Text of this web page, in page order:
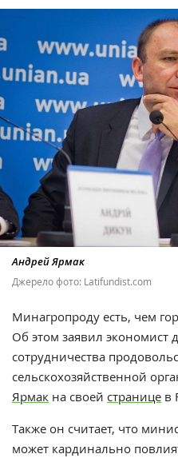
Андрей Ярмак
Джерело фото: Latifundist.com
Минагропроду есть, чем
Об этом заявил экономист
сотрудничества
сельскохозяйственной
Ярмак на своей странице в
Также он считает, что
может кардинально